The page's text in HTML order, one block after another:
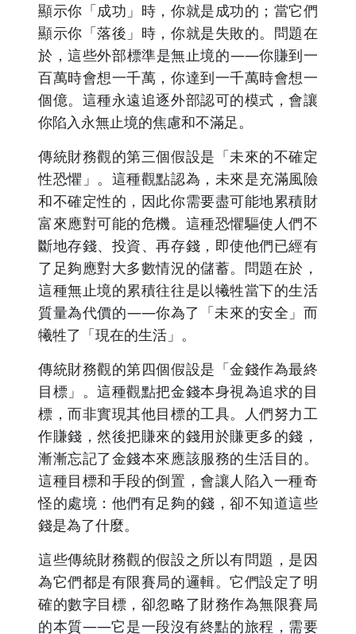
顯示你「成功」時，你就是成功的；當它們
顯示你「落後」時，你就是失敗的。問題在
於，這些外部標準是無止境的——你賺到一
百萬時會想一千萬，你達到一千萬時會想一
個億。這種永遠追逐外部認可的模式，會讓
你陷入永無止境的焦慮和不滿足。
傳統財務觀的第三個假設是「未來的不確定
性恐懼」。這種觀點認為，未來是充滿風險
和不確定性的，因此你需要盡可能地累積財
富來應對可能的危機。這種恐懼驅使人們不
斷地存錢、投資、再存錢，即使他們已經有
了足夠應對大多數情況的儲蓄。問題在於，
這種無止境的累積往往是以犧牲當下的生活
質量為代價的——你為了「未來的安全」而
犧牲了「現在的生活」。
傳統財務觀的第四個假設是「金錢作為最終
目標」。這種觀點把金錢本身視為追求的目
標，而非實現其他目標的工具。人們努力工
作賺錢，然後把賺來的錢用於賺更多的錢，
漸漸忘記了金錢本來應該服務的生活目的。
這種目標和手段的倒置，會讓人陷入一種奇
怪的處境：他們有足夠的錢，卻不知道這些
錢是為了什麼。
這些傳統財務觀的假設之所以有問題，是因
為它們都是有限賽局的邏輯。它們設定了明
確的數字目標，卻忽略了財務作為無限賽局
的本質——它是一段沒有終點的旅程，需要